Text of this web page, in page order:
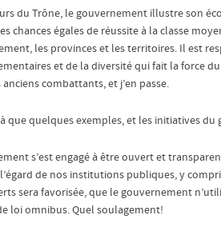
du Trône, le gouvernement illustre son
chances égales de réussite à la classe
les provinces et les territoires. Il est
et de la diversité qui fait la force
combattants, et j’en passe.
que quelques exemples, et les initiatives
s’est engagé à être ouvert et
de nos institutions publiques, y
sera favorisée, que le gouvernement
loi omnibus. Quel soulagement!